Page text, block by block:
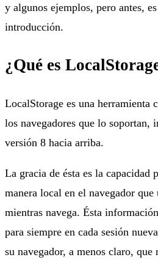
y algunos ejemplos, pero antes,
introducción.
¿Qué es
LocalStorage es una herramienta
los navegadores que lo soportan,
versión 8 hacia arriba.
La gracia de ésta es la capacidad
manera local en el navegador
mientras navega. Ésta
para siempre en cada sesión
su navegador, a menos claro, que